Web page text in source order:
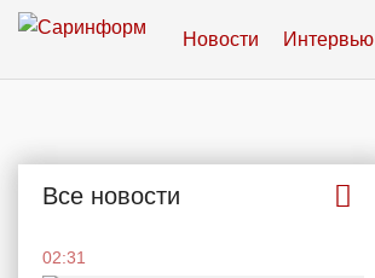
Новости Интервью
Все новости
02:31